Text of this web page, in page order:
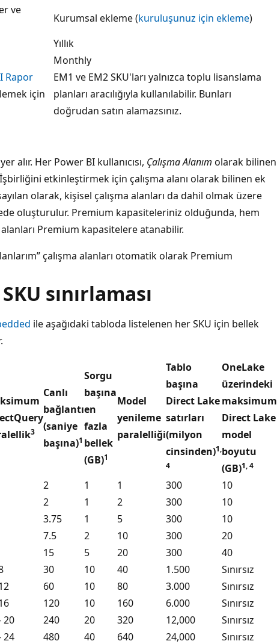
ve
Kurumsal ekleme (kuruluşunuz için ekleme)
Yıllık
Monthly
Rapor
için
EM1 ve EM2 SKU'ları yalnızca toplu lisanslama
planları aracılığıyla kullanılabilir. Bunları
doğrudan satın alamazsınız.
alır. Her Power BI kullanıcısı, Çalışma Alanım olarak bilinen
etkinleştirmek için çalışma alanı olarak bilinen ek
olarak, kişisel çalışma alanları da dahil olmak üzere
oluşturulur. Premium kapasiteleriniz olduğunda, hem
alanları Premium kapasitelere atanabilir.
çalışma alanları otomatik olarak Premium
sınırlaması
ile aşağıdaki tabloda listelenen her SKU için bellek
3
Canlı
bağlantı
(saniye
başına)1
Sorgu
başına
en
fazla
bellek
(GB)1
Model
yenileme
paralelliği
Tablo
başına
Direct Lake
satırları
(milyon
cinsinden)1,
4
OneLake
üzerindeki
maksimum
Direct Lake
model
boyutu
(GB)1, 4
2 1 1 300
10
2 1 2 300
10
3.75 1 5 300
10
7.5 2 10 300
20
15 5 20 300
40
30 10 40 1.500
Sınırsız
60 10 80 3.000
Sınırsız
120 10 160 6.000
Sınırsız
20 240 20 320 12,000
Sınırsız
24 480 40 640 24,000
Sınırsız